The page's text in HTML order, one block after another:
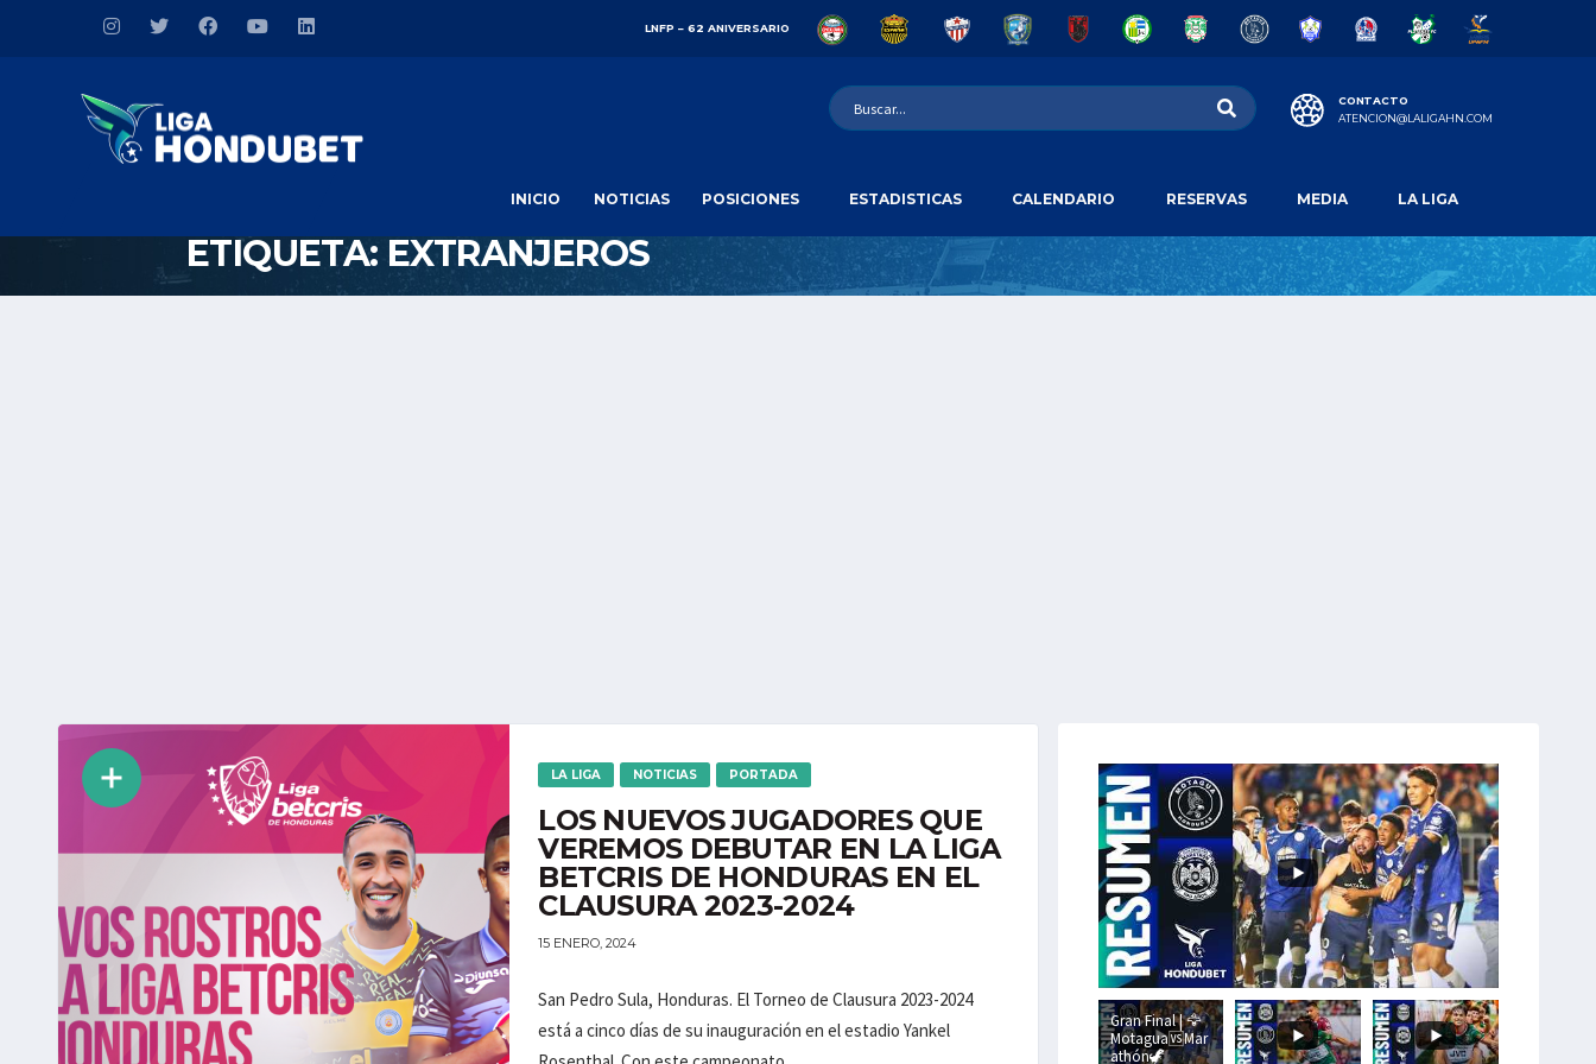
LNFP – 62 ANIVERSARIO
CONTACTO
ATENCION@LALIGAHN.COM
INICIO NOTICIAS POSICIONES ESTADISTICAS CALENDARIO RESERVAS MEDIA LA LIGA
ETIQUETA: EXTRANJEROS
LA LIGA NOTICIAS PORTADA
LOS NUEVOS JUGADORES QUE
VEREMOS DEBUTAR EN LA LIGA
BETCRIS DE HONDURAS EN EL
CLAUSURA 2023-2024
15 ENERO, 2024
San Pedro Sula, Honduras. El Torneo de Clausura 2023-2024
está a cinco días de su inauguración en el estadio Yankel
Gran Final | 🦅
Motagua🆚Mar
athón🦖